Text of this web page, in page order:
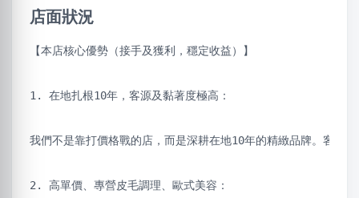
店面狀況
【本店核心優勢（接手及獲利，穩定收益）】
1. 在地扎根10年，客源及黏著度極高：
我們不是靠打價格戰的店，而是深耕在地10年的精緻品牌。客源
2. 高單價、專營皮毛調理、歐式美容：